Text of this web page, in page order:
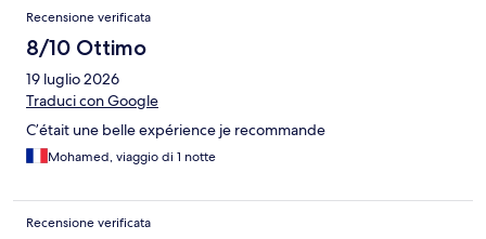
Recensione verificata
8/10 Ottimo
19 luglio 2026
Traduci con Google
C’était une belle expérience je recommande
Mohamed, viaggio di 1 notte
Recensione verificata